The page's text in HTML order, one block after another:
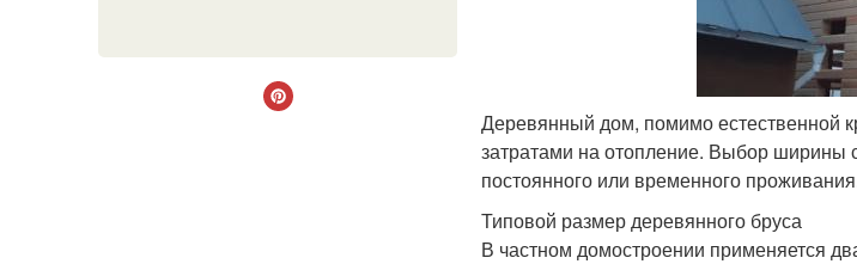
Деревянный дом, помимо естественной
затратами на отопление. Выбор ширины
постоянного или временного
Типовой размер деревянного бруса
В частном домостроении применяется